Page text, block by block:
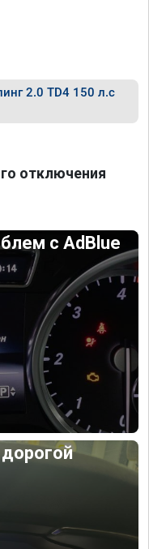
2.0 TD4 150 л.с
отключения
с AdBlue